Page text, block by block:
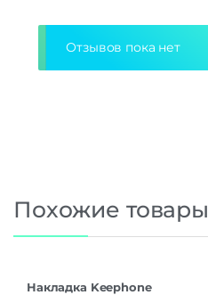
Отзывов пока нет
Похожие товары
Накладка Keephone